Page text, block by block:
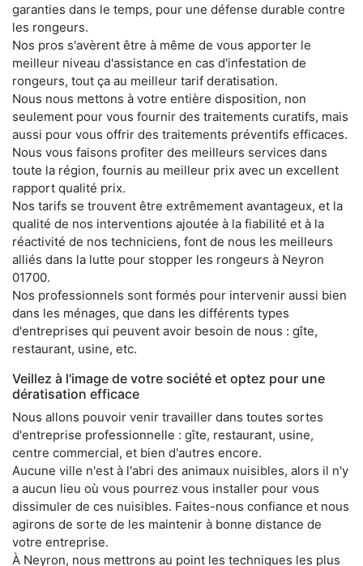
garanties dans le temps, pour une défense durable contre
les rongeurs.
Nos pros s'avèrent être à même de vous apporter le
meilleur niveau d'assistance en cas d'infestation de
rongeurs, tout ça au meilleur tarif deratisation.
Nous nous mettons à votre entière disposition, non
seulement pour vous fournir des traitements curatifs, mais
aussi pour vous offrir des traitements préventifs efficaces.
Nous vous faisons profiter des meilleurs services dans
toute la région, fournis au meilleur prix avec un excellent
rapport qualité prix.
Nos tarifs se trouvent être extrêmement avantageux, et la
qualité de nos interventions ajoutée à la fiabilité et à la
réactivité de nos techniciens, font de nous les meilleurs
alliés dans la lutte pour stopper les rongeurs à Neyron
01700.
Nos professionnels sont formés pour intervenir aussi bien
dans les ménages, que dans les différents types
d'entreprises qui peuvent avoir besoin de nous : gîte,
restaurant, usine, etc.
Veillez à l'image de votre société et optez pour une
dératisation efficace
Nous allons pouvoir venir travailler dans toutes sortes
d'entreprise professionnelle : gîte, restaurant, usine,
centre commercial, et bien d'autres encore.
Aucune ville n'est à l'abri des animaux nuisibles, alors il n'y
a aucun lieu où vous pourrez vous installer pour vous
dissimuler de ces nuisibles. Faites-nous confiance et nous
agirons de sorte de les maintenir à bonne distance de
votre entreprise.
À Neyron, nous mettrons au point les techniques les plus